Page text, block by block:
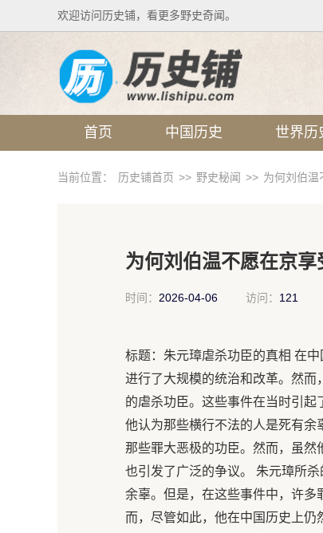
欢迎访问历史铺，看更多野史奇闻。
首页 中国历史 世界历
当前位置： 历史铺首页 >> 野史秘闻 >> 为何刘伯温
为何刘伯温不愿在京享
时间： 2026-04-06 访问： 121
标题：朱元璋虐杀功臣的真相 在
进行了大规模的统治和改革。然
的虐杀功臣。这些事件在当时引起
他认为那些横行不法的人是死有
那些罪大恶极的功臣。然而，虽
也引发了广泛的争议。 朱元璋所
余辜。但是，在这些事件中，许
而，尽管如此，他在中国历史上